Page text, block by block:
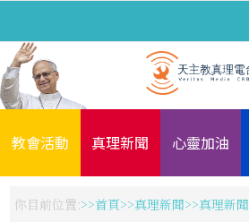
教會活動 真理新聞 心靈加油
你目前位置: 首頁 真理新聞
真理新聞